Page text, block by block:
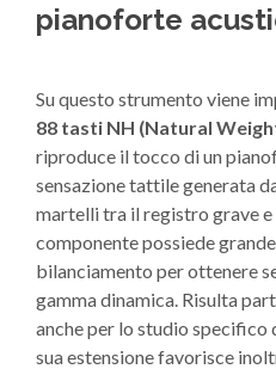
pianoforte
Su questo strumento viene
88 tasti NH (Natural
riproduce il tocco di un
sensazione tattile generata
martelli tra il registro grave e
componente possiede
bilanciamento per ottenere
gamma dinamica. Risulta
anche per lo studio
sua estensione favorisce